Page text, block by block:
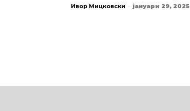
Ивор Мицковски - јануари 29, 2025